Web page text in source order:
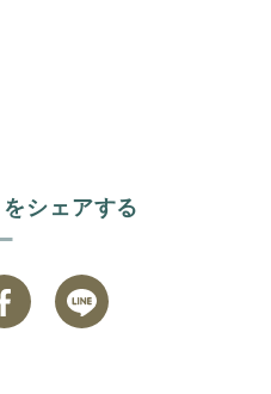
シェアする